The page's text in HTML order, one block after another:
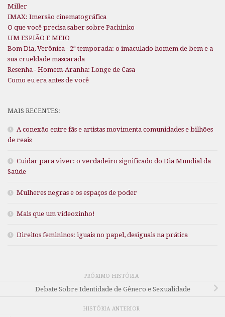
Miller
IMAX: Imersão cinematográfica
O que você precisa saber sobre Pachinko
UM ESPIÃO E MEIO
Bom Dia, Verônica - 2ª temporada: o imaculado homem de bem e a
sua crueldade mascarada
Resenha - Homem-Aranha: Longe de Casa
Como eu era antes de você
MAIS RECENTES:
A conexão entre fãs e artistas movimenta comunidades e bilhões
de reais
Cuidar para viver: o verdadeiro significado do Dia Mundial da
Saúde
Mulheres negras e os espaços de poder
Mais que um videozinho!
Direitos femininos: iguais no papel, desiguais na prática
PRÓXIMO HISTÓRIA
Debate Sobre Identidade de Gênero e Sexualidade
HISTÓRIA ANTERIOR